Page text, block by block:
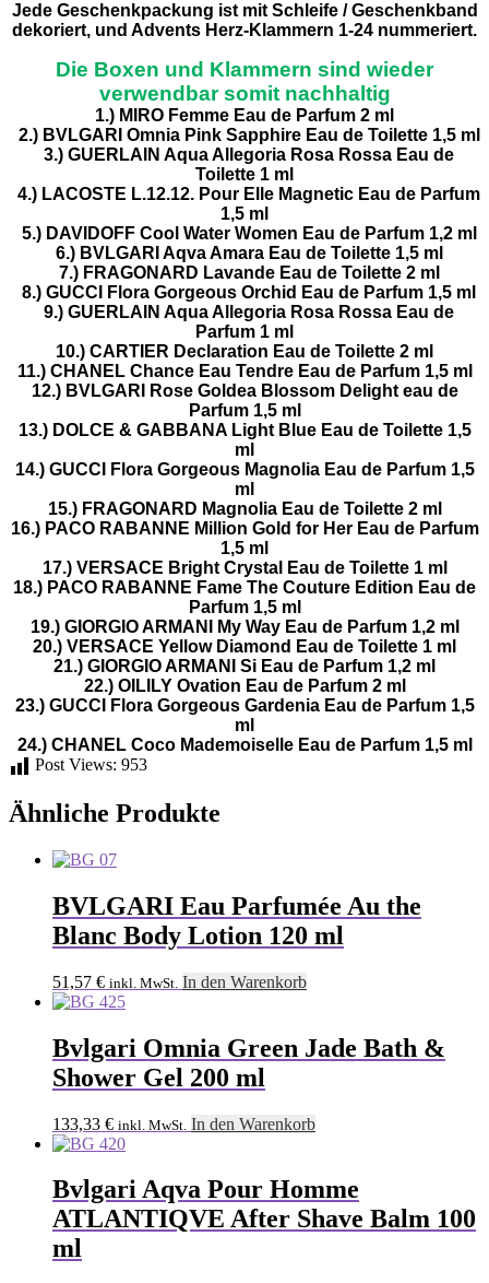
Jede Geschenkpackung ist mit Schleife / Geschenkband
dekoriert, und Advents Herz-Klammern 1-24 nummeriert.
Die Boxen und Klammern sind wieder
verwendbar somit nachhaltig
1.) MIRO Femme Eau de Parfum 2 ml
2.)BVLGARI Omnia Pink Sapphire Eau de Toilette 1,5 ml
3.) GUERLAIN Aqua Allegoria Rosa Rossa Eau de
Toilette 1 ml
4.) LACOSTE L.12.12. Pour Elle Magnetic Eau de Parfum
1,5 ml
5.)DAVIDOFF Cool Water Women Eau de Parfum 1,2 ml
6.)BVLGARI Aqva Amara Eau de Toilette 1,5 ml
7.) FRAGONARD Lavande Eau de Toilette 2 ml
8.) GUCCI Flora Gorgeous Orchid Eau de Parfum 1,5 ml
9.) GUERLAIN Aqua Allegoria Rosa Rossa Eau de
Parfum 1 ml
10.) CARTIER Declaration Eau de Toilette 2 ml
11.) CHANEL Chance Eau Tendre Eau de Parfum 1,5 ml
12.) BVLGARI
Rose Goldea Blossom Delight eau de
Parfum 1,5 ml
13.) DOLCE & GABBANA Light Blue Eau de Toilette 1,5
ml
14.) GUCCI Flora Gorgeous Magnolia Eau de Parfum 1,5
ml
15.) FRAGONARD Magnolia Eau de Toilette 2 ml
16.) PACO RABANNE Million Gold for Her Eau de Parfum
1,5 ml
17.) VERSACE Bright Crystal Eau de Toilette 1 ml
18.) PACO RABANNE Fame The Couture Edition Eau de
Parfum 1,5 ml
19.) GIORGIO ARMANI My Way Eau de Parfum 1,2 ml
20.) VERSACE Yellow Diamond Eau de Toilette 1 ml
21.) GIORGIO ARMANI Si Eau de Parfum 1,2 ml
22.) OILILY Ovation Eau de Parfum 2 ml
23.) GUCCI Flora Gorgeous Gardenia Eau de Parfum 1,5
ml
24.) CHANEL Coco Mademoiselle Eau de Parfum 1,5 ml
Post Views: 953
Ähnliche Produkte
BVLGARI Eau Parfumée Au the
Blanc Body Lotion 120 ml
51,57 € inkl. MwSt. In den Warenkorb
Bvlgari Omnia Green Jade Bath &
Shower Gel 200 ml
133,33 € inkl. MwSt. In den Warenkorb
Bvlgari Aqva Pour Homme
ATLANTIQVE After Shave Balm 100
ml